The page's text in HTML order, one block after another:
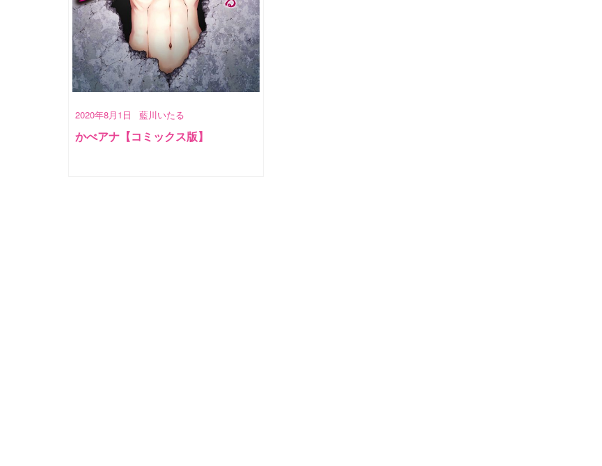
2020年8月1日 藍川いたる
かべアナ【コミックス版】